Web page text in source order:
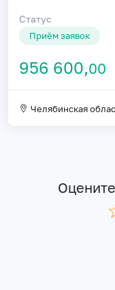
Статус
Приём заявок
956 600,00
Челябинская